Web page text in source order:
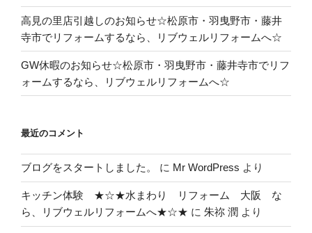
高見の里店引越しのお知らせ☆松原市・羽曳野市・藤井
寺市でリフォームするなら、リブウェルリフォームへ☆
GW休暇のお知らせ☆松原市・羽曳野市・藤井寺市でリフ
ォームするなら、リブウェルリフォームへ☆
最近のコメント
ブログをスタートしました。 に Mr WordPress より
キッチン体験 ★☆★水まわり リフォーム 大阪 な
ら、リブウェルリフォームへ★☆★ に 朱祢 潤 より